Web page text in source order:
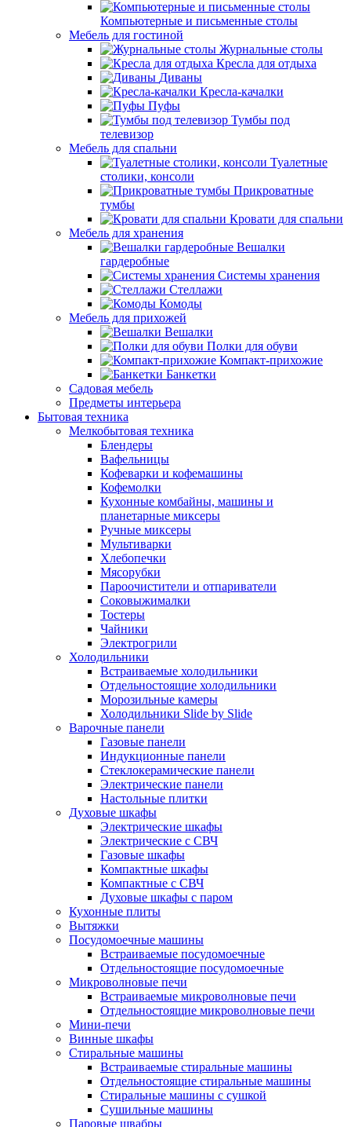
Компьютерные и письменные столы
Мебель для гостиной
Журнальные столы
Кресла для отдыха
Диваны
Кресла-качалки
Пуфы
Тумбы под
телевизор
Мебель для спальни
Туалетные
столики, консоли
Прикроватные
тумбы
Кровати для спальни
Мебель для хранения
Вешалки
гардеробные
Системы хранения
Стеллажи
Комоды
Мебель для прихожей
Вешалки
Полки для обуви
Компакт-прихожие
Банкетки
Садовая мебель
Предметы интерьера
Бытовая техника
Мелкобытовая техника
Блендеры
Вафельницы
Кофеварки и кофемашины
Кофемолки
Кухонные комбайны, машины и
планетарные миксеры
Ручные миксеры
Мультиварки
Хлебопечки
Мясорубки
Пароочистители и отпариватели
Соковыжималки
Тостеры
Чайники
Электрогрили
Холодильники
Встраиваемые холодильники
Отдельностоящие холодильники
Морозильные камеры
Холодильники Slide by Slide
Варочные панели
Газовые панели
Индукционные панели
Стеклокерамические панели
Электрические панели
Настольные плитки
Духовые шкафы
Электрические шкафы
Электрические с СВЧ
Газовые шкафы
Компактные шкафы
Компактные с СВЧ
Духовые шкафы с паром
Кухонные плиты
Вытяжки
Посудомоечные машины
Встраиваемые посудомоечные
Отдельностоящие посудомоечные
Микроволновые печи
Встраиваемые микроволновые печи
Отдельностоящие микроволновые печи
Мини-печи
Винные шкафы
Стиральные машины
Встраиваемые стиральные машины
Отдельностоящие стиральные машины
Стиральные машины с сушкой
Сушильные машины
Паровые швабры